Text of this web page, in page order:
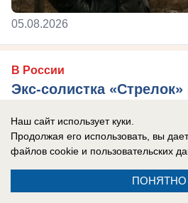
05.08.2026
В России
Экс-солистка
из «Иванушек»: «Эта
Мария Корнеева
интервью.
Наш сайт использует куки.
Продолжая его использовать, вы
файлов cookie и пользовательских
ПОНЯТНО